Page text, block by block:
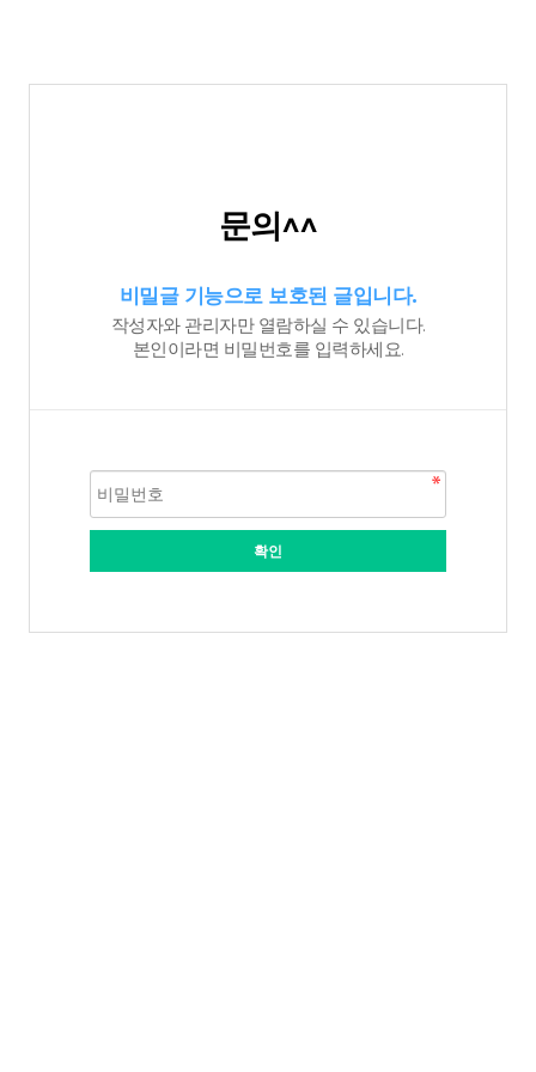
문의^^
비밀글 기능으로 보호된 글입니다.
작성자와 관리자만 열람하실 수 있습니다.
본인이라면 비밀번호를 입력하세요.